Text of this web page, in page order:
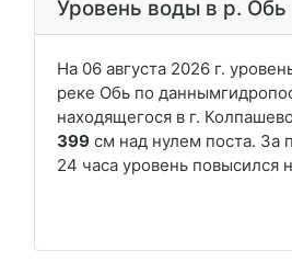
Уровень воды в р. Обь